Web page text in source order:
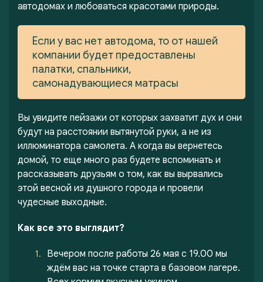
автодомах и любоваться красотами природы.
Если у вас нет автодома, то от нашей
компании будет предоставлены
палатки, спальники,
самонадувающиеся матрасы
Вы увидите пейзажи от которых захватит дух и они
будут на расстоянии вытянутой руки, а не из
иллюминатора самолета. А когда вы вернетесь
домой, то еще много раз будете вспоминать и
рассказывать друзьям о том, как вы вырвались
этой весной из душного города и провели
чудесные выходные.
Как все это выглядит?
Вечером после работы 26 мая с 19.00 мы
ждём вас на точке старта в базовом лагере.